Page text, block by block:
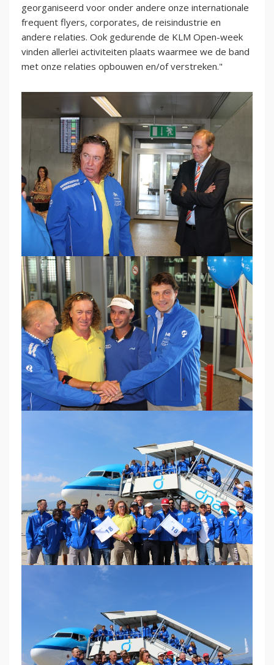
georganiseerd voor onder andere onze internationale
frequent flyers, corporates, de reisindustrie en
andere relaties. Ook gedurende de KLM Open-week
vinden allerlei activiteiten plaats waarmee we de band
met onze relaties opbouwen en/of verstreken."